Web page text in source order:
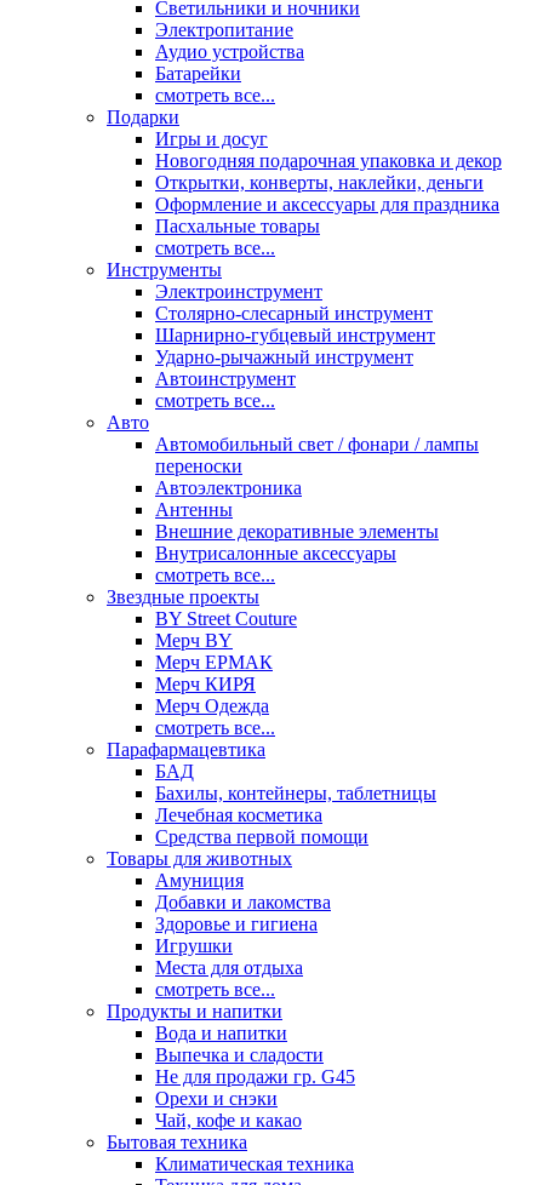
Светильники и ночники
Электропитание
Аудио устройства
Батарейки
смотреть все...
Подарки
Игры и досуг
Новогодняя подарочная упаковка и декор
Открытки, конверты, наклейки, деньги
Оформление и аксессуары для праздника
Пасхальные товары
смотреть все...
Инструменты
Электроинструмент
Столярно-слесарный инструмент
Шарнирно-губцевый инструмент
Ударно-рычажный инструмент
Автоинструмент
смотреть все...
Авто
Автомобильный свет / фонари / лампы
переноски
Автоэлектроника
Антенны
Внешние декоративные элементы
Внутрисалонные аксессуары
смотреть все...
Звездные проекты
BY Street Couture
Мерч BY
Мерч ЕРМАК
Мерч КИРЯ
Мерч Одежда
смотреть все...
Парафармацевтика
БАД
Бахилы, контейнеры, таблетницы
Лечебная косметика
Средства первой помощи
Товары для животных
Амуниция
Добавки и лакомства
Здоровье и гигиена
Игрушки
Места для отдыха
смотреть все...
Продукты и напитки
Вода и напитки
Выпечка и сладости
Не для продажи гр. G45
Орехи и снэки
Чай, кофе и какао
Бытовая техника
Климатическая техника